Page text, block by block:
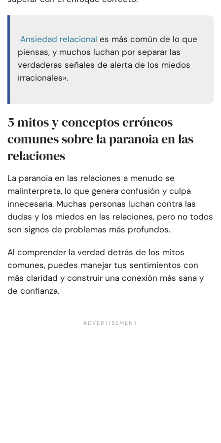
Ansiedad relacional es más común de lo que
piensas, y muchos luchan por separar las
verdaderas señales de alerta de los miedos
irracionales».
5 mitos y conceptos erróneos
comunes sobre la paranoia en las
relaciones
La paranoia en las relaciones a menudo se
malinterpreta, lo que genera confusión y culpa
innecesaria. Muchas personas luchan contra las
dudas y los miedos en las relaciones, pero no todos
son signos de problemas más profundos.
Al comprender la verdad detrás de los mitos
comunes, puedes manejar tus sentimientos con
más claridad y construir una conexión más sana y
de confianza.